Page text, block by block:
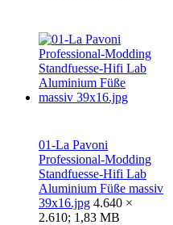
01-La Pavoni
Professional-Modding
Standfuesse-Hifi Lab
Aluminium Füße massiv
39x16.jpg 4.640 ×
2.610; 1,83 MB